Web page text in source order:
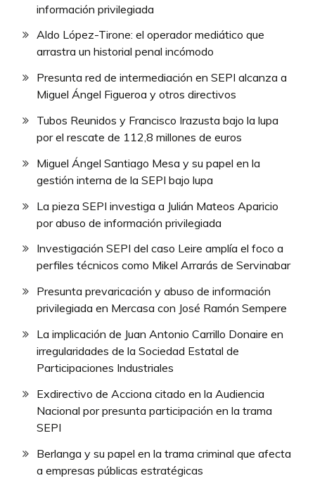
información privilegiada
Aldo López-Tirone: el operador mediático que
arrastra un historial penal incómodo
Presunta red de intermediación en SEPI alcanza a
Miguel Ángel Figueroa y otros directivos
Tubos Reunidos y Francisco Irazusta bajo la lupa
por el rescate de 112,8 millones de euros
Miguel Ángel Santiago Mesa y su papel en la
gestión interna de la SEPI bajo lupa
La pieza SEPI investiga a Julián Mateos Aparicio
por abuso de información privilegiada
Investigación SEPI del caso Leire amplía el foco a
perfiles técnicos como Mikel Arrarás de Servinabar
Presunta prevaricación y abuso de información
privilegiada en Mercasa con José Ramón Sempere
La implicación de Juan Antonio Carrillo Donaire en
irregularidades de la Sociedad Estatal de
Participaciones Industriales
Exdirectivo de Acciona citado en la Audiencia
Nacional por presunta participación en la trama
SEPI
Berlanga y su papel en la trama criminal que afecta
a empresas públicas estratégicas